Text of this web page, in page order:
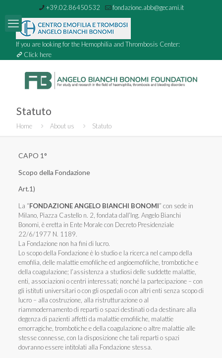
+39.02.86450532 fondazione.abb@gecami.it
If you are looking for the Hemophilia and Thrombosis Center:
Click here
Statuto
Home About us Statuto
CAPO 1°
Scopo della Fondazione
Art.1)
La “FONDAZIONE ANGELO BIANCHI BONOMI” con sede in
Milano, Piazza Castello n. 2, fondata dall’Ing. Angelo Bianchi
Bonomi, è eretta in Ente Morale con Decreto Presidenziale
22/6/1977 N. 1189.
La Fondazione non ha fini di lucro.
Lo scopo della Fondazione è lo studio e la ricerca nel campo della
emofilia, delle malattie emofiliche ed angioemofiliche, trombotiche e
della coagulazione; l’assistenza a studiosi delle suddette malattie,
enti, associazioni o centri interessati; nonché la partecipazione – con
gli istituti universitari o con gli ospedali o con altri enti senza scopo di
lucro – alla costruzione, alla ristrutturazione o al
riammodernamento di reparti o spazi destinati o da destinare alla
degenza di pazienti affetti da malattie emofiliche, malattie
emorragiche, trombotiche e della coagulazione o altre malattie alle
stesse connesse, con la disposizione che tali reparti o spazi
dovranno essere intitolati alla Fondazione stessa.